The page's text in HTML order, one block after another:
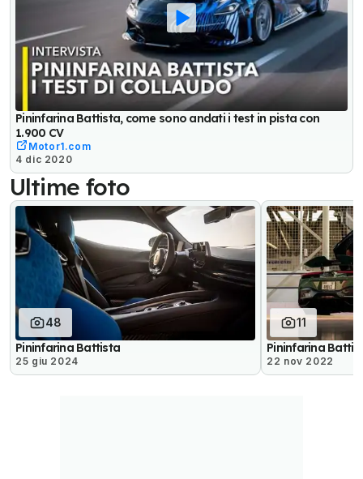
Pininfarina Battista, come sono andati i test in pista con
1.900 CV
Motor1.com
4 dic 2020
Ultime foto
48
Pininfarina Battista
25 giu 2024
11
Pininfarina
22 nov 2022